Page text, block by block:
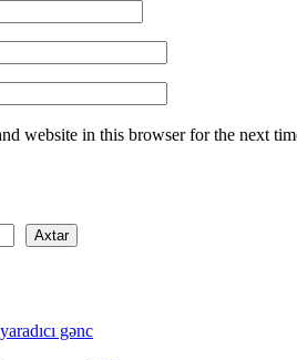
website in this browser for the next
Axtar
gənc